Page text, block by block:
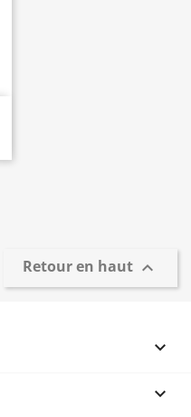
Retour en haut 

